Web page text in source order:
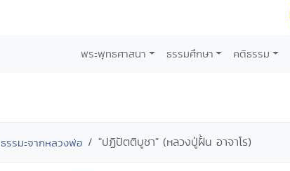
พระพุทธศาสนา ธรรมศึกษา คติธรรม
ธรรมะจากหลวงพ่อ "ปฏิปัตติบูชา" (หลวงปู่ฝั้น อาจาโร)